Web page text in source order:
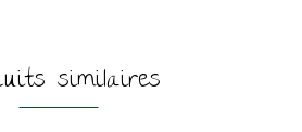
similaires